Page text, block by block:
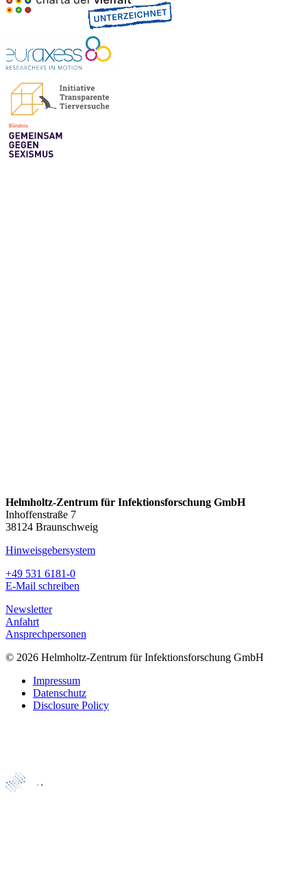
Helmholtz-Zentrum für Infektionsforschung GmbH
Inhoffenstraße 7
38124 Braunschweig
Hinweisgebersystem
+49 531 6181-0
E-Mail schreiben
Newsletter
Anfahrt
Ansprechpersonen
© 2026 Helmholtz-Zentrum für Infektionsforschung GmbH
Impressum
Datenschutz
Disclosure Policy